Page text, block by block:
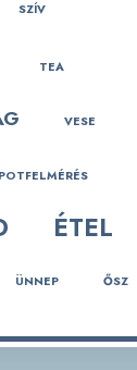
SZÍV
TEA
VESE
ÉTEL
ÜNNEP ŐSZ